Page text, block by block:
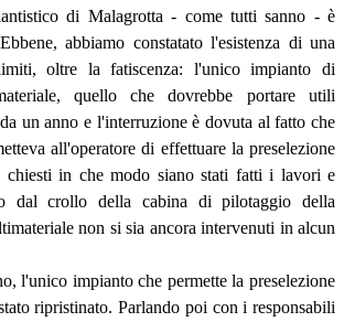
di Malagrotta - come tutti sanno - è
abbiamo constatato l'esistenza di una
oltre la fatiscenza: l'unico impianto di
quello che dovrebbe portare utili
un anno e l'interruzione è dovuta al fatto che
all'operatore di effettuare la preselezione
chiesti in che modo siano stati fatti i lavori e
dal crollo della cabina di pilotaggio della
non si sia ancora intervenuti in alcun
l'unico impianto che permette la preselezione
ripristinato. Parlando poi con i responsabili